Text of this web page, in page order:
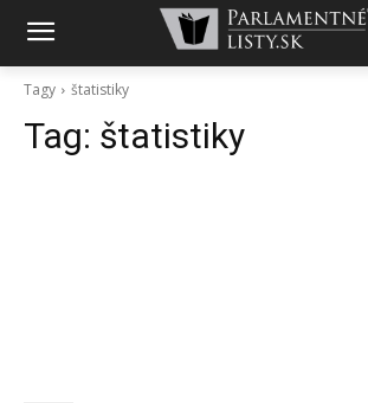
Tagy štatistiky
Tag: štatistiky